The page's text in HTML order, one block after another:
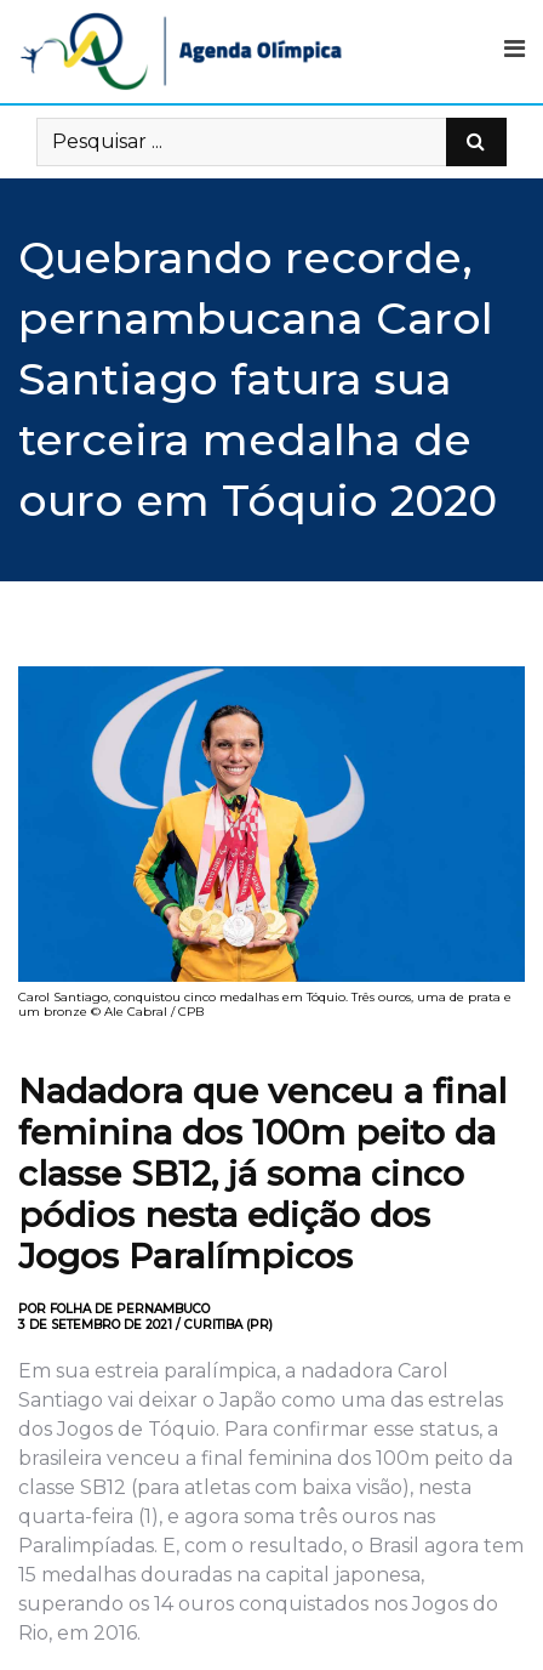
content
Quebrando recorde,
pernambucana Carol
Santiago fatura sua
terceira medalha de
ouro em Tóquio 2020
Carol Santiago, conquistou cinco medalhas em Tóquio. Três ouros, uma de prata e
um bronze © Ale Cabral / CPB
Nadadora que venceu a final
feminina dos 100m peito da
classe SB12, já soma cinco
pódios nesta edição dos
Jogos Paralímpicos
POR FOLHA DE PERNAMBUCO
3 DE SETEMBRO DE 2021 / CURITIBA (PR)
Em sua estreia paralímpica, a nadadora Carol
Santiago vai deixar o Japão como uma das estrelas
dos Jogos de Tóquio. Para confirmar esse status, a
brasileira venceu a final feminina dos 100m peito da
classe SB12 (para atletas com baixa visão), nesta
quarta-feira (1), e agora soma três ouros nas
Paralimpíadas. E, com o resultado, o Brasil agora tem
15 medalhas douradas na capital japonesa,
superando os 14 ouros conquistados nos Jogos do
Rio, em 2016.